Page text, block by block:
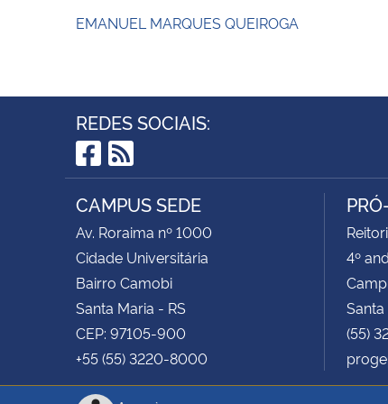
EMANUEL MARQUES QUEIROGA
REDES SOCIAIS:
Facebook
RSS
CAMPUS SEDE
Av. Roraima nº 1000
Cidade Universitária
Bairro Camobi
Santa Maria - RS
CEP: 97105-900
+55 (55) 3220-8000
4º
(55)